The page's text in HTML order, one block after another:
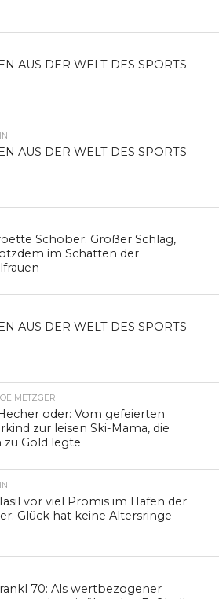
AUS DER WELT DES SPORTS
AUS DER WELT DES SPORTS
Schober: Großer Schlag,
im Schatten der
AUS DER WELT DES SPORTS
METZGER
oder: Vom gefeierten
zur leisen Ski-Mama, die
zu Gold legte
vor viel Promis im Hafen der
Glück hat keine Altersringe
70: Als wertbezogener